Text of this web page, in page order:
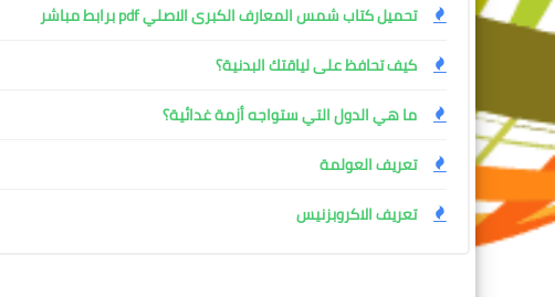
تحميل كتاب شمس المعارف الكبرى الاصلي pdf برابط مباشر
كيف تحافظ على لياقتك البدنية؟
ما هي الدول التي ستواجه أزمة غدائية؟
تعريف العولمة
تعريف الاكروبزنيس